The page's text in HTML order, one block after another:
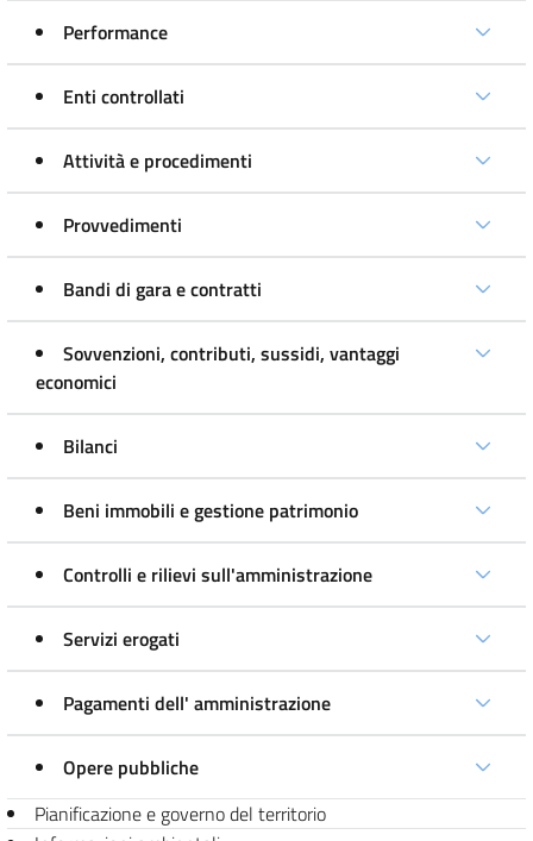
Performance
Enti controllati
Attività e procedimenti
Provvedimenti
Bandi di gara e contratti
Sovvenzioni, contributi, sussidi, vantaggi
economici
Bilanci
Beni immobili e gestione patrimonio
Controlli e rilievi sull'amministrazione
Servizi erogati
Pagamenti dell' amministrazione
Opere pubbliche
Pianificazione e governo del territorio